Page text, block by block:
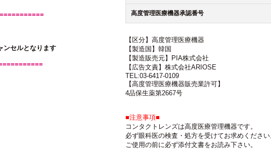
ンセルとなります
高度管理医療機器承認番号
【区分】高度管理医療機器
【製造国】韓国
【製造販売元】PIA株式会社
【広告文責】株式会社ARIOSE
TEL:03-6417-0109
【高度管理医療機器販売業許可】
4品保生薬第2667号
■注意事項■
コンタクトレンズは高度医療管理機器です。
必ず眼科医の検査・処方を受けてお求めください
ご使用の前に必ず添付文書をお読み下さい。